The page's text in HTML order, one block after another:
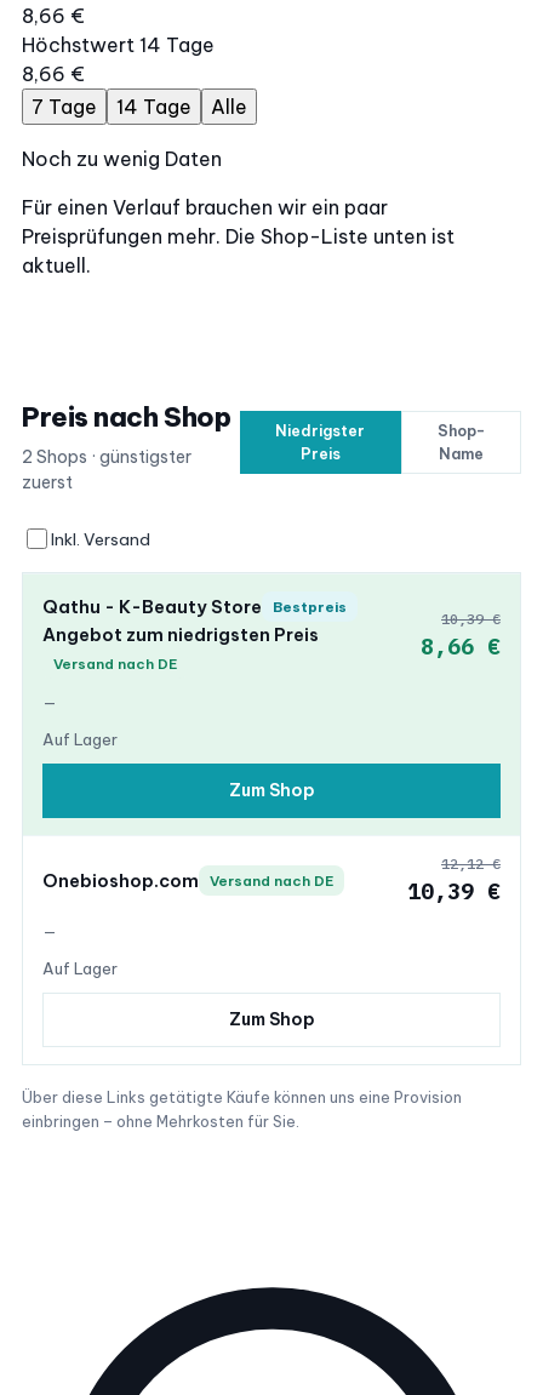
8,66 €
Höchstwert 14 Tage
8,66 €
7 Tage
14 Tage Alle
Noch zu wenig Daten
Für einen Verlauf brauchen wir ein paar
Preisprüfungen mehr. Die Shop-Liste unten ist
aktuell.
Preis nach Shop
2 Shops · günstigster
zuerst
Niedrigster
Preis
Shop-
Name
Inkl. Versand
Qathu - K-Beauty Store Bestpreis
Angebot zum niedrigsten Preis
Versand nach DE
—
Auf Lager
10,39 €
8,66 €
Zum Shop
Onebioshop.com Versand nach DE
—
Auf Lager
12,12 €
10,39 €
Zum Shop
Über diese Links getätigte Käufe können uns eine Provision
einbringen – ohne Mehrkosten für Sie.